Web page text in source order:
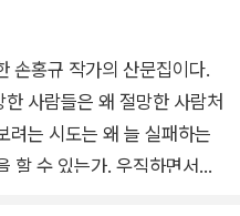
손홍규 작가의 산문집이다.
사람들은 왜 절망한 사람처
려는 시도는 왜 늘 실패하는
할 수 있는가. 우직하면서도